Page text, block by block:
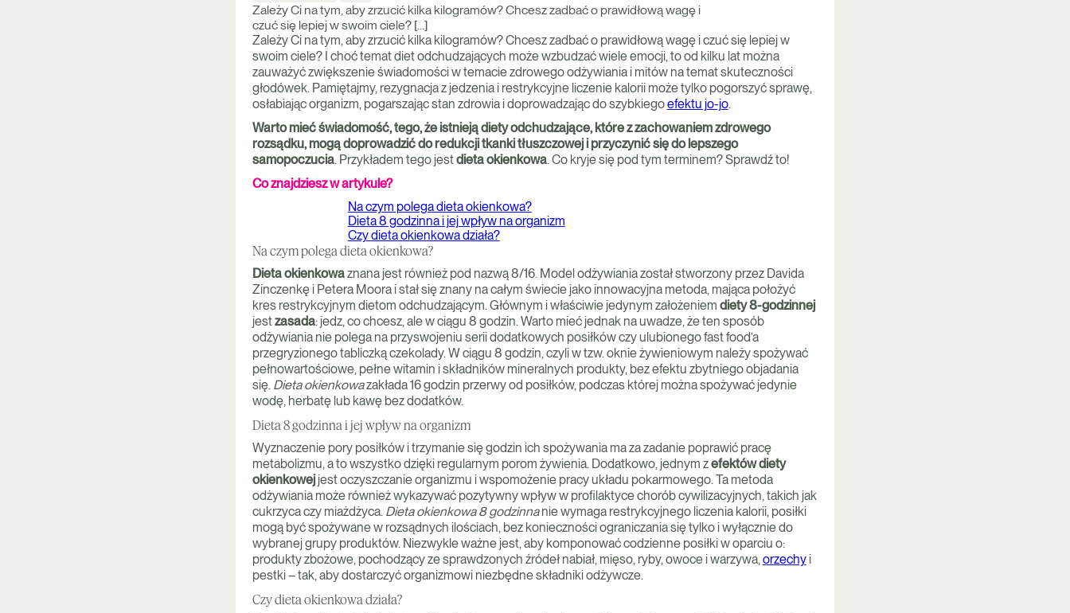
Zależy Ci na tym, aby zrzucić kilka kilogramów? Chcesz zadbać o prawidłową wagę i
czuć się lepiej w swoim ciele? […]
Zależy Ci na tym, aby zrzucić kilka kilogramów? Chcesz zadbać o prawidłową wagę i czuć się lepiej w
swoim ciele? I choć temat diet odchudzających może wzbudzać wiele emocji, to od kilku lat można
zauważyć zwiększenie świadomości w temacie zdrowego odżywiania i mitów na temat skuteczności
głodówek. Pamiętajmy, rezygnacja z jedzenia i restrykcyjne liczenie kalorii może tylko pogorszyć sprawę,
osłabiając organizm, pogarszając stan zdrowia i doprowadzając do szybkiegoefektu jo-jo.
Warto mieć świadomość, tego, że istnieją diety odchudzające, które z zachowaniem zdrowego
rozsądku, mogą doprowadzić do redukcji tkanki tłuszczowej i przyczynić się do lepszego
samopoczucia. Przykładem tego jestdieta okienkowa. Co kryje się pod tym terminem? Sprawdź to!
Co znajdziesz w artykule?
Na czym polega dieta okienkowa?
Dieta 8 godzinna i jej wpływ na organizm
Czy dieta okienkowa działa?
Na czym polega dieta okienkowa?
Dieta okienkowaznana jest również pod nazwą 8/16. Model odżywiania został stworzony przez Davida
Zinczenkę i Petera Moora i stał się znany na całym świecie jako innowacyjna metoda, mająca położyć
kres restrykcyjnym dietom odchudzającym. Głównym i właściwie jedynym założeniem diety 8-godzinnej
jestzasada: jedz, co chcesz, ale w ciągu 8 godzin. Warto mieć jednak na uwadze, że ten sposób
odżywiania nie polega na przyswojeniu serii dodatkowych posiłków czy ulubionego fast food’a
przegryzionego tabliczką czekolady. W ciągu 8 godzin, czyli w tzw. oknie żywieniowym należy spożywać
pełnowartościowe, pełne witamin i składników mineralnych produkty, bez efektu zbytniego objadania
się. Dieta okienkowazakłada 16 godzin przerwy od posiłków, podczas której można spożywać jedynie
wodę, herbatę lub kawę bez dodatków.
Dieta 8 godzinna i jej wpływ na organizm
Wyznaczenie pory posiłków i trzymanie się godzin ich spożywania ma za zadanie poprawić pracę
metabolizmu, a to wszystko dzięki regularnym porom żywienia. Dodatkowo, jednym zefektów diety
okienkowejjest oczyszczanie organizmu i wspomożenie pracy układu pokarmowego. Ta metoda
odżywiania może również wykazywać pozytywny wpływ w profilaktyce chorób cywilizacyjnych, takich jak
cukrzyca czy miażdżyca. Dieta okienkowa 8 godzinnanie wymaga restrykcyjnego liczenia kalorii, posiłki
mogą być spożywane w rozsądnych ilościach, bez konieczności ograniczania się tylko i wyłącznie do
wybranej grupy produktów. Niezwykle ważne jest, aby komponować codzienne posiłki w oparciu o:
produkty zbożowe, pochodzący ze sprawdzonych źródeł nabiał, mięso, ryby, owoce i warzywa,orzechyi
pestki – tak, aby dostarczyć organizmowi niezbędne składniki odżywcze.
Czy dieta okienkowa działa?